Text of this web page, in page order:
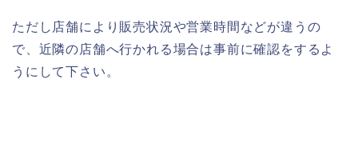
ただし店舗により販売状況や営業時間などが違うの
で、近隣の店舗へ行かれる場合は事前に確認をするよ
うにして下さい。